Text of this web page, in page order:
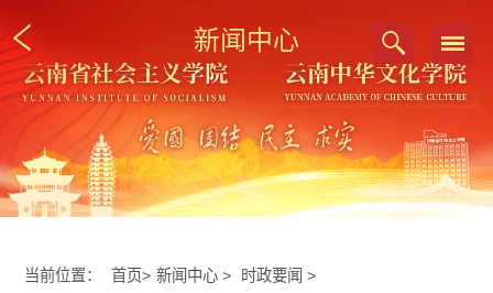
新闻中心
当前位置： 首页> 新闻中心> 时政要闻 >